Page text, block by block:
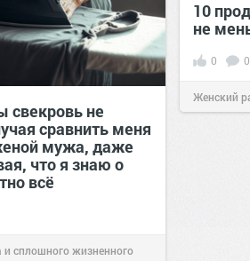
свекровь не
сравнить меня
мужа, даже
что я знаю о
всё
сплошного жизненного
10
не
0 0
Женский